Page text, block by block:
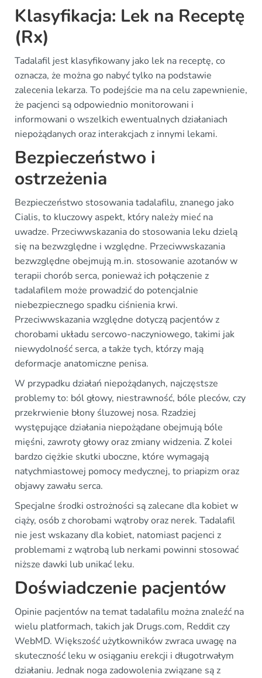
Klasyfikacja: Lek na Receptę
(Rx)
Tadalafil jest klasyfikowany jako lek na receptę, co
oznacza, że można go nabyć tylko na podstawie
zalecenia lekarza. To podejście ma na celu zapewnienie,
że pacjenci są odpowiednio monitorowani i
informowani o wszelkich ewentualnych działaniach
niepożądanych oraz interakcjach z innymi lekami.
Bezpieczeństwo i
ostrzeżenia
Bezpieczeństwo stosowania tadalafilu, znanego jako
Cialis, to kluczowy aspekt, który należy mieć na
uwadze. Przeciwwskazania do stosowania leku dzielą
się na bezwzględne i względne. Przeciwwskazania
bezwzględne obejmują m.in. stosowanie azotanów w
terapii chorób serca, ponieważ ich połączenie z
tadalafilem może prowadzić do potencjalnie
niebezpiecznego spadku ciśnienia krwi.
Przeciwwskazania względne dotyczą pacjentów z
chorobami układu sercowo-naczyniowego, takimi jak
niewydolność serca, a także tych, którzy mają
deformacje anatomiczne penisa.
W przypadku działań niepożądanych, najczęstsze
problemy to: ból głowy, niestrawność, bóle pleców, czy
przekrwienie błony śluzowej nosa. Rzadziej
występujące działania niepożądane obejmują bóle
mięśni, zawroty głowy oraz zmiany widzenia. Z kolei
bardzo ciężkie skutki uboczne, które wymagają
natychmiastowej pomocy medycznej, to priapizm oraz
objawy zawału serca.
Specjalne środki ostrożności są zalecane dla kobiet w
ciąży, osób z chorobami wątroby oraz nerek. Tadalafil
nie jest wskazany dla kobiet, natomiast pacjenci z
problemami z wątrobą lub nerkami powinni stosować
niższe dawki lub unikać leku.
Doświadczenie pacjentów
Opinie pacjentów na temat tadalafilu można znaleźć na
wielu platformach, takich jak Drugs.com, Reddit czy
WebMD. Większość użytkowników zwraca uwagę na
skuteczność leku w osiąganiu erekcji i długotrwałym
działaniu. Jednak noga zadowolenia związane są z